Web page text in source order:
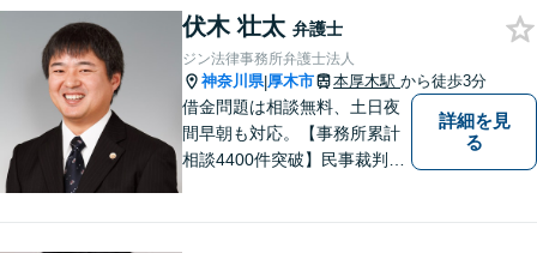
B面談可】【本厚木駅1分】
伏木 壮太 弁護士
ジン法律事務所弁護士法人
神奈川県|厚木市 本厚木駅 から徒歩3分
借金問題は相談無料、土日夜
間早朝も対応。【事務所累計
相談4400件突破】民事裁判／
詳細を見
る